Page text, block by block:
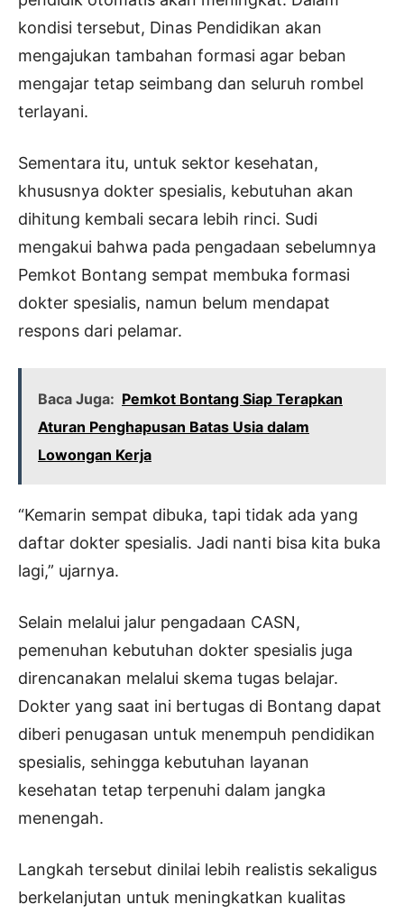
kondisi tersebut, Dinas Pendidikan akan
mengajukan tambahan formasi agar beban
mengajar tetap seimbang dan seluruh rombel
terlayani.
Sementara itu, untuk sektor kesehatan,
khususnya dokter spesialis, kebutuhan akan
dihitung kembali secara lebih rinci. Sudi
mengakui bahwa pada pengadaan sebelumnya
Pemkot Bontang sempat membuka formasi
dokter spesialis, namun belum mendapat
respons dari pelamar.
Baca Juga: Pemkot Bontang Siap Terapkan
Aturan Penghapusan Batas Usia dalam
Lowongan Kerja
“Kemarin sempat dibuka, tapi tidak ada yang
daftar dokter spesialis. Jadi nanti bisa kita buka
lagi,” ujarnya.
Selain melalui jalur pengadaan CASN,
pemenuhan kebutuhan dokter spesialis juga
direncanakan melalui skema tugas belajar.
Dokter yang saat ini bertugas di Bontang dapat
diberi penugasan untuk menempuh pendidikan
spesialis, sehingga kebutuhan layanan
kesehatan tetap terpenuhi dalam jangka
menengah.
Langkah tersebut dinilai lebih realistis sekaligus
berkelanjutan untuk meningkatkan kualitas